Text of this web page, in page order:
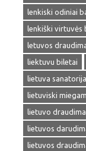
lenkiski odiniai
lenkiški virtuvės
letuvos
liektuvu biletai
lietuva sanatorija
lietuviski
lietuvo
lietuvos
lietuvos